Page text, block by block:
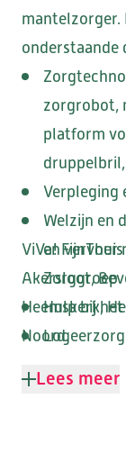
SINT
DE LOET
mantelzorger.
onderstaande
zorgrobot,
platform
Verpleging
Welzijn en
en vervoer
Zorggroep
Hulp bij
ViVa!
Akersloot,
Heemskerk,
Noord.
Lees meer